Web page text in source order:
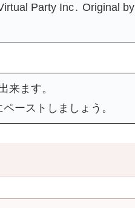
Party Inc․ Original by
来ます。
ーストしましょう。